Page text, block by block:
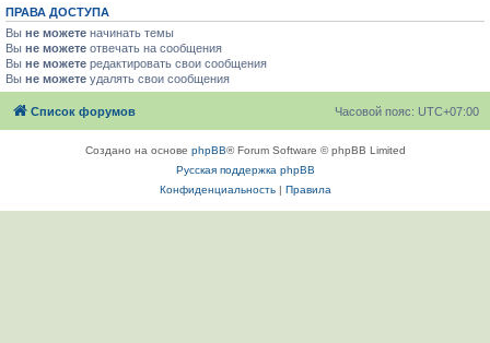
ПРАВА ДОСТУПА
Вы не можете начинать темы
Вы не можете отвечать на сообщения
Вы не можете редактировать свои сообщения
Вы не можете удалять свои сообщения
Список форумов Часовой пояс: UTC+07:00
Создано на основе phpBB® Forum Software © phpBB Limited
Русская поддержка phpBB
Конфиденциальность| Правила